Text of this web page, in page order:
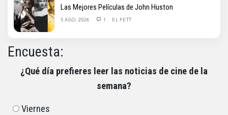
Las Mejores Películas de John Huston
5 AGO, 2026 1 EL FETT
Encuesta:
¿Qué día prefieres leer las noticias de cine de la
semana?
Viernes